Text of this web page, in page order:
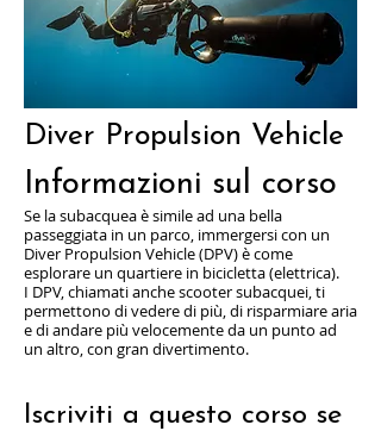
Diver Propulsion Vehicle
Informazioni sul corso
Se la subacquea è simile ad una bella
passeggiata in un parco, immergersi con un
Diver Propulsion Vehicle (DPV) è come
esplorare un quartiere in bicicletta (elettrica).
I DPV, chiamati anche scooter subacquei, ti
permettono di vedere di più, di risparmiare aria
e di andare più velocemente da un punto ad
un altro, con gran divertimento.
Iscriviti a questo corso se